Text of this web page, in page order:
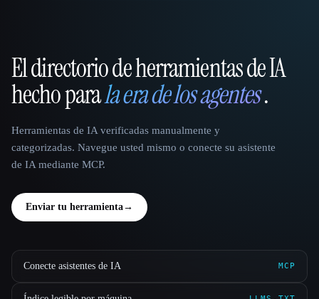
That AI Collection
El directorio de herramientas de IA
hecho parala era de los agentes.
Herramientas de IA verificadas manualmente y
categorizadas. Navegue usted mismo o conecte su asistente
de IA mediante MCP.
Enviar tu herramienta→
Conecte asistentes de IA MCP